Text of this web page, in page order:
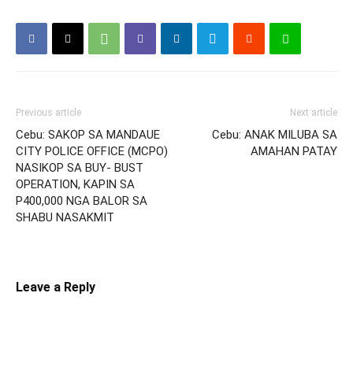
Previous article
Cebu: SAKOP SA MANDAUE
CITY POLICE OFFICE (MCPO)
NASIKOP SA BUY- BUST
OPERATION, KAPIN SA
P400,000 NGA BALOR SA
SHABU NASAKMIT
Next article
Cebu: ANAK MILUBA SA
AMAHAN PATAY
Leave a Reply